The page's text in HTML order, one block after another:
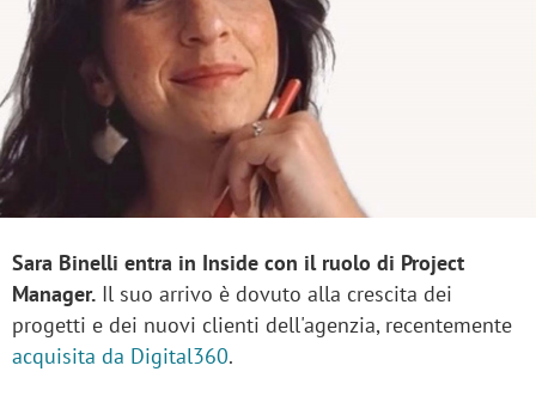
Sara Binelli entra in Inside con il ruolo di Project
Manager. Il suo arrivo è dovuto alla crescita dei
progetti e dei nuovi clienti dell'agenzia, recentemente
acquisita da Digital360.